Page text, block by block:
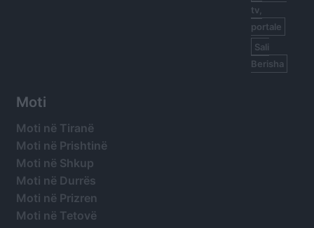
tv,
portale
Sali
Berisha
Moti
Moti në Tiranë
Moti në Prishtinë
Moti në Shkup
Moti në Durrës
Moti në Prizren
Moti në Tetovë